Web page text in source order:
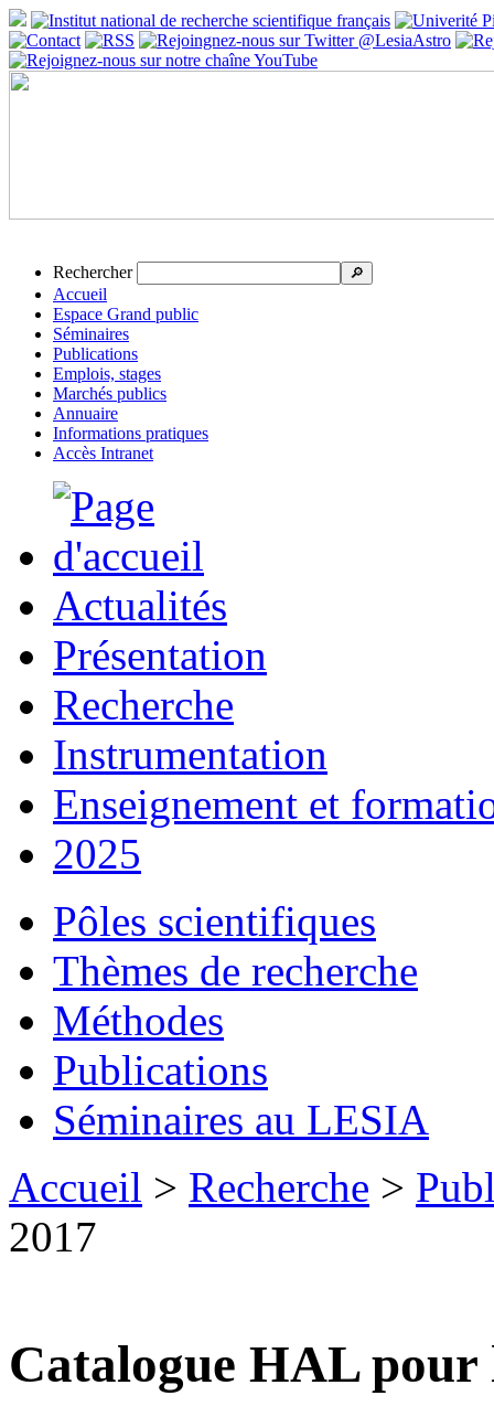
Rechercher 🔎
Accueil
Espace Grand public
Séminaires
Publications
Emplois, stages
Marchés publics
Annuaire
Informations pratiques
Accès Intranet
Actualités
Présentation
Recherche
Instrumentation
Enseignement et
2025
Pôles scientifiques
Thèmes de recherche
Méthodes
Publications
Séminaires au LESIA
Accueil > Recherche >
2017
Catalogue HAL pour